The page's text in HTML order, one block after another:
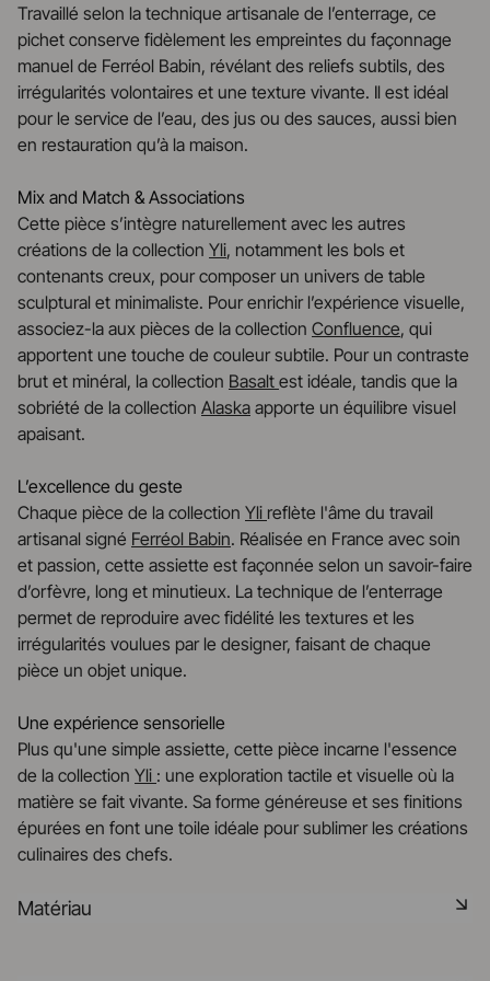
Travaillé selon la technique artisanale de l’enterrage, ce
pichet conserve fidèlement les empreintes du façonnage
manuel de Ferréol Babin, révélant des reliefs subtils, des
irrégularités volontaires et une texture vivante. Il est idéal
pour le service de l’eau, des jus ou des sauces, aussi bien
en restauration qu’à la maison.
Mix and Match & Associations
Cette pièce s’intègre naturellement avec les autres
créations de la collection Yli, notamment les bols et
contenants creux, pour composer un univers de table
sculptural et minimaliste. Pour enrichir l’expérience visuelle,
associez-la aux pièces de la collection Confluence, qui
apportent une touche de couleur subtile. Pour un contraste
brut et minéral, la collection Basalt est idéale, tandis que la
sobriété de la collection Alaska apporte un équilibre visuel
apaisant.
L’excellence du geste
Chaque pièce de la collection Yli reflète l'âme du travail
artisanal signé Ferréol Babin. Réalisée en France avec soin
et passion, cette assiette est façonnée selon un savoir-faire
d’orfèvre, long et minutieux. La technique de l’enterrage
permet de reproduire avec fidélité les textures et les
irrégularités voulues par le designer, faisant de chaque
pièce un objet unique.
Une expérience sensorielle
Plus qu'une simple assiette, cette pièce incarne l'essence
de la collection Yli : une exploration tactile et visuelle où la
matière se fait vivante. Sa forme généreuse et ses finitions
épurées en font une toile idéale pour sublimer les créations
culinaires des chefs.
Matériau